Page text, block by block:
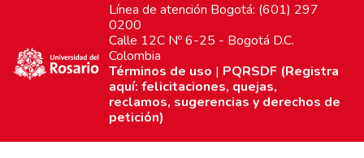
Línea de atención Bogotá: (601) 297
0200
Calle 12C Nº 6-25 - Bogotá D.C.
Colombia
Términos de uso | PQRSDF (Registra
aquí: felicitaciones, quejas,
reclamos, sugerencias y derechos de
petición)